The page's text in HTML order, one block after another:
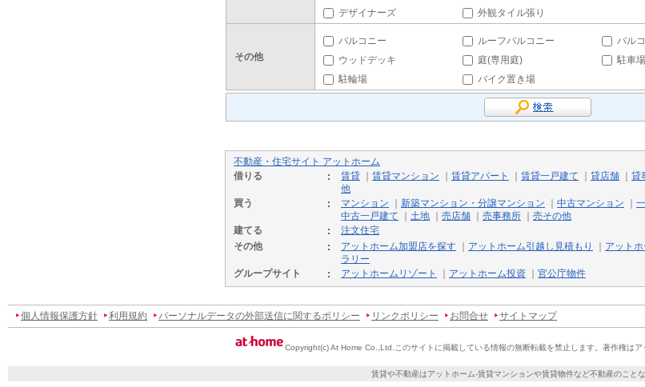
デザイナーズ
外観タイル張り
その他
バルコニー ルーフバルコニー
バル
ウッドデッキ
庭(専用庭)
駐車
駐輪場
バイク置き場
不動産・住宅サイト アットホーム
借りる
賃貸 賃貸マンション 賃貸アパート 賃貸一戸建て 貸店舗 貸
他
買う
マンション 新築マンション・分譲マンション 中古マンション
中古一戸建て
土地 売店舗 売事務所
売その他
建てる
注文住宅
その他
アットホーム加盟店を探す アットホーム引越し見積もり アット
ラリー
グループサイト
アットホームリゾート アットホーム投資 官公庁物件
個人情報保護方針 利用規約 パーソナルデータの外部送信に関するポリシー リンクポリシー お問合せ サイトマップ
Copyright(c) At Home Co.,Ltd. このサイトに掲載している情報の無断転載を禁止します。 著作権はア
賃貸や不動産はアットホーム-賃貸マンションや賃貸物件など不動産のこと